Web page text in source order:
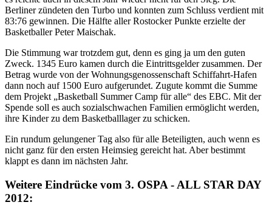
Berliner zündeten den Turbo und konnten zum Schluss verdient mit
83:76 gewinnen. Die Hälfte aller Rostocker Punkte erzielte der
Basketballer Peter Maischak.
Die Stimmung war trotzdem gut, denn es ging ja um den guten
Zweck. 1345 Euro kamen durch die Eintrittsgelder zusammen. Der
Betrag wurde von der Wohnungsgenossenschaft Schiffahrt-Hafen
dann noch auf 1500 Euro aufgerundet. Zugute kommt die Summe
dem Projekt „Basketball Summer Camp für alle“ des EBC. Mit der
Spende soll es auch sozialschwachen Familien ermöglicht werden,
ihre Kinder zu dem Basketballlager zu schicken.
Ein rundum gelungener Tag also für alle Beteiligten, auch wenn es
nicht ganz für den ersten Heimsieg gereicht hat. Aber bestimmt
klappt es dann im nächsten Jahr.
Weitere Eindrücke vom 3. OSPA - ALL STAR DAY
2012: